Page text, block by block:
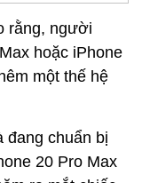
rằng, người
hoặc iPhone
một thế hệ
đang chuẩn bị
20 Pro Max